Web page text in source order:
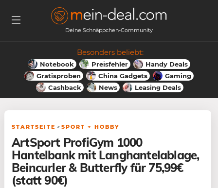
Deine Schnäppchen-Community
Besonders beliebt:
Notebook Preisfehler
Handy Deals
Gratisproben
China Gadgets
Gaming
Cashback
News Leasing Deals
STARTSEITE > SPORT + HOBBY
ArtSport ProfiGym 1000
Hantelbank mit Langhantelablage,
Beincurler & Butterfly für 75,99€
(statt 90€)